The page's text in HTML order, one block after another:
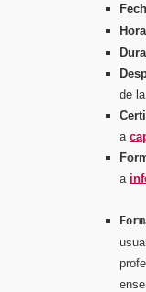
de
a
a